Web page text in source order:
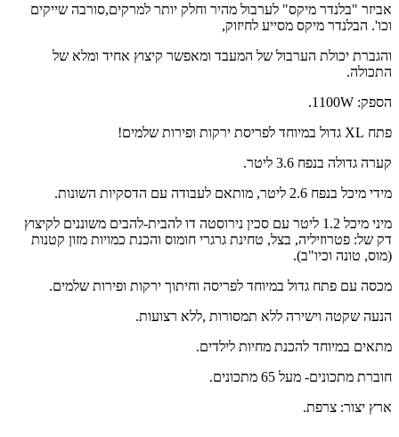
אביזר "בלנדר מיקס" לערבול מהיר וחלק יותר למרקים,סורבה שייקים
וכו'. הבלנדר מיקס מסייע לחיזוק,
והגברת יכולת הערבול של המעבד ומאפשר קיצוץ אחיד ומלא של
התכולה.
הספק: 1100W.
פתח XL גדול במיוחד לפריסת ירקות ופירות שלמים!
קערה גדולה בנפח 3.6 ליטר.
מידי מיכל בנפח 2.6 ליטר, מותאם לעבודה עם הדסקיות השונות.
מיני מיכל 1.2 ליטר עם סכין נירוסטה דו להבית-להבים משוננים לקיצוץ
דק של: פטרוזיליה, בצל, טחינת גרגרי חומוס והכנת כמויות מזון קטנות
(מוס, טונה וכיו"ב).
מכסה עם פתח גדול במיוחד לפריסה וחיתוך ירקות ופירות שלמים.
הנעה שקטה וישירה ללא תמסורות ,ללא רצועות.
מתאים במיוחד להכנת מחיות לילדים.
חוברת מתכונים- מעל 65 מתכונים.
ארץ יצור: צרפת.